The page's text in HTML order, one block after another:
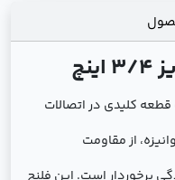
کلیدی در اتصالات
از مقاومت